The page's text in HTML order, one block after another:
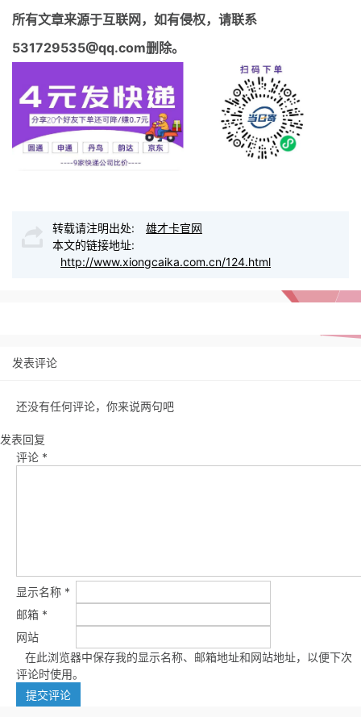
所有文章来源于互联网，如有侵权，请联系
531729535@qq.com删除。
转载请注明出处:
雄才卡官网
本文的链接地址:
http://www.xiongcaika.com.cn/124.html
发表评论
还没有任何评论，你来说两句吧
发表回复
评论 *
显示名称 *
邮箱 *
网站
在此浏览器中保存我的显示名称、邮箱地址和网站地址，以便下次
评论时使用。